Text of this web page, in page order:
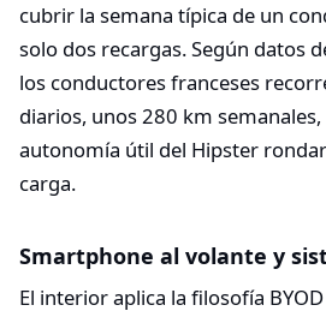
cubrir la semana típica de un
solo dos recargas. Según datos
los conductores franceses
diarios, unos 280 km
autonomía útil del Hipster
carga.
Smartphone al volante y
El interior aplica la filosofía